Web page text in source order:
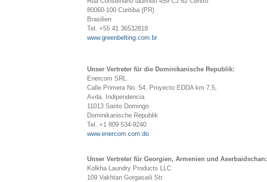
80060-100 Curitiba (PR)
Brasilien
Tel. +55 41 36532818
www.greenbelting.com.br
Unser Vertreter für die Dominikanische Republik:
Enercom SRL
Calle Primera No. 54, Proyecto EDDA km 7,5,
Avda. Indipendencia
11013 Santo Domingo
Dominikanische Republik
Tel. +1 809 534-9240
www.enercom.com.do
Unser Vertreter für Georgien, Armenien und Aserbaidschan:
Kolkha Laundry Products LLC
109 Vakhtan Gorgasaili Str.